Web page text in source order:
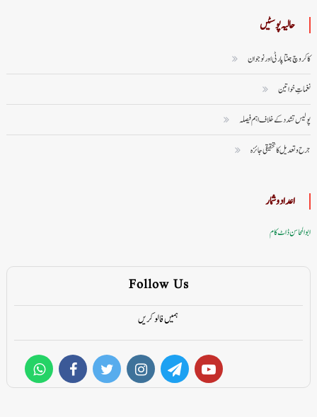
حالیہ پوسٹیں
کاکروچ جنتا پارٹی اور نوجوان
نغماتِ خواتین
پولیس تشدد کے خلاف اہم فیصلہ
جرح و تعدیل کا تحقیقی جائزہ
اعداد وشمار
ابوالمحاسن ڈاٹ کام
Follow Us
ہمیں فالو کریں